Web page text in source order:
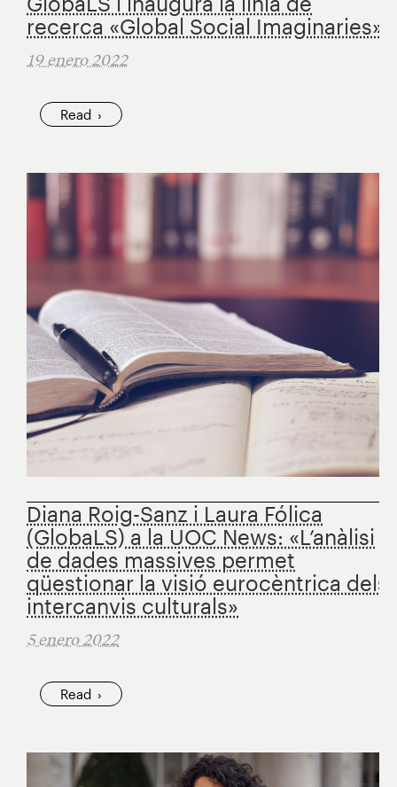
recerca «Global Social Imaginaries»
19 enero 2022
Read
Diana Roig-Sanz i Laura Fólica
(GlobaLS) a la UOC News: «L’anàlisi
de dades massives permet
qüestionar la visió eurocèntrica dels
intercanvis culturals»
5 enero 2022
Read